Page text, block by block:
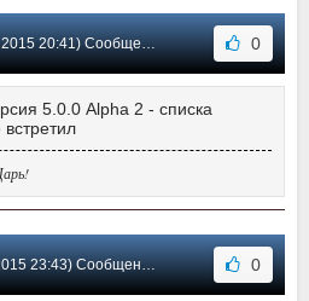
20:41) Сообщение #66 0
5.0.0 Alpha 2 - списка
23:43) Сообщение #65 0